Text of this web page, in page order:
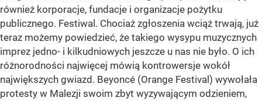
również korporacje, fundacje i organizacje pożytku
publicznego. Festiwal. Chociaż zgłoszenia wciąż trwają, już
teraz możemy powiedzieć, że takiego wysypu muzycznych
imprez jedno- i kilkudniowych jeszcze u nas nie było. O ich
różnorodności najwięcej mówią kontrowersje wokół
największych gwiazd. Beyoncé (Orange Festival) wywołała
protesty w Malezji swoim zbyt wyzywającym odzieniem,